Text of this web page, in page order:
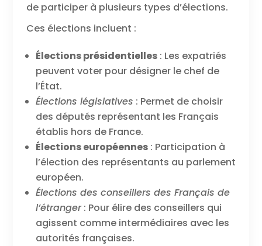
de participer à plusieurs types d’élections.
Ces élections incluent :
Élections présidentielles: Les expatriés
peuvent voter pour désigner le chef de
l’État.
Élections législatives : Permet de choisir
des députés représentant les Français
établis hors de France.
Élections européennes: Participation à
l’élection des représentants au parlement
européen.
Élections des conseillers des Français de
l’étranger: Pour élire des conseillers qui
agissent comme intermédiaires avec les
autorités françaises.